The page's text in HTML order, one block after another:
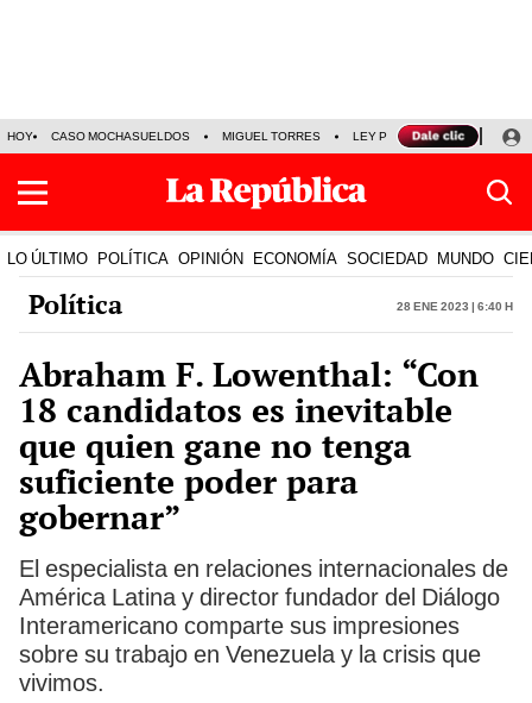
HOY CASO MOCHASUELDOS MIGUEL TORRES LEY PULPÍN PRECIO DEL
LO ÚLTIMO POLÍTICA OPINIÓN ECONOMÍA SOCIEDAD MUNDO
Política 28 Ene 2023 | 6:40 h
Abraham F. Lowenthal: “Con
18 candidatos es inevitable
que quien gane no tenga
suficiente poder para
gobernar”
El especialista en relaciones internacionales de
América Latina y director fundador del Diálogo
Interamericano comparte sus impresiones
sobre su trabajo en Venezuela y la crisis que
vivimos.